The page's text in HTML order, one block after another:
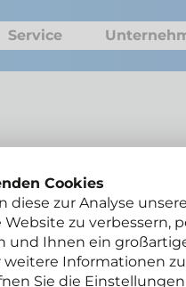
Service
Cookies
diese zur Analyse
zu verbessern,
und Ihnen ein
weitere Informationen
Sie die